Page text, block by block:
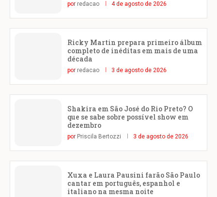
por redacao 4 de agosto de 2026
Ricky Martin prepara primeiro álbum
completo de inéditas em mais de uma
década
por redacao 3 de agosto de 2026
Shakira em São José do Rio Preto? O
que se sabe sobre possível show em
dezembro
por Priscila Bertozzi 3 de agosto de 2026
Xuxa e Laura Pausini farão São Paulo
cantar em português, espanhol e
italiano na mesma noite